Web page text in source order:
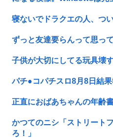
寝ないでドラクエの人、つ
ずっと友達要らんって思っ
子供が大切にしてる玩具壊
パチ●コパチスロ8月8日結
正直におばあちゃんの年齢
かつてのニシ「ストリート
ろ！」